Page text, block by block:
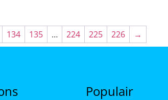
134 135 … 224 225 226 →
Populair